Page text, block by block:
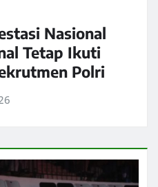
Nasional
Tetap Ikuti
Polri